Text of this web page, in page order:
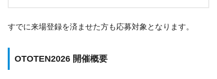
すでに来場登録を済ませた方も応募対象となります。
OTOTEN2026 開催概要